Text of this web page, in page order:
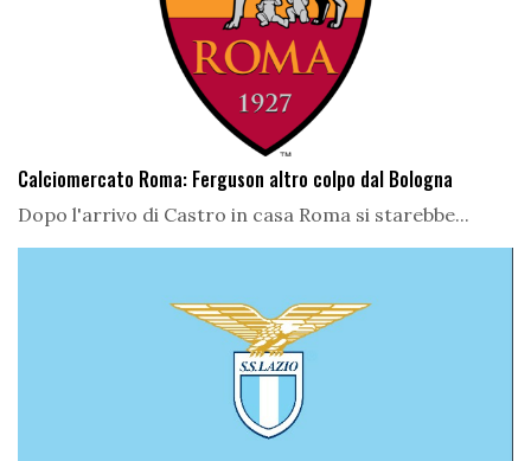
Calciomercato Roma: Ferguson altro colpo dal Bologna
Dopo l'arrivo di Castro in casa Roma si starebbe...